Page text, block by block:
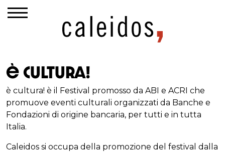
è cultura!
è cultura! è il Festival promosso da ABI e ACRI che
promuove eventi culturali organizzati da Banche e
Fondazioni di origine bancaria, per tutti e in tutta
Italia.
Caleidos si occupa della promozione del festival dalla